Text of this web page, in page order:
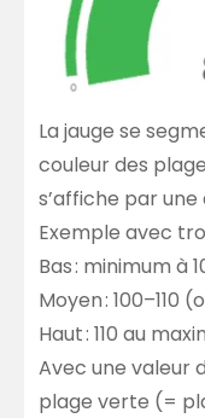
La jauge se
couleur des
s’affiche par
Exemple avec
Bas : minimum à
Moyen : 100–110
Haut : 110 au
Avec une valeur
plage verte (=